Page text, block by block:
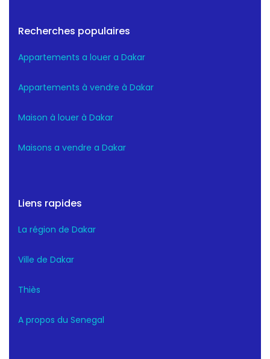
Recherches populaires
Appartements a louer a Dakar
Appartements à vendre à Dakar
Maison à louer à Dakar
Maisons a vendre a Dakar
Liens rapides
La région de Dakar
Ville de Dakar
Thiès
A propos du Senegal